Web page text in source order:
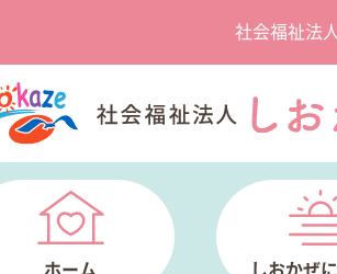
社会福祉法